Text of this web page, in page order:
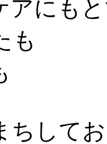
アにも
も
ちして